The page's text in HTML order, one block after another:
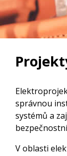
správnou
systémů a
V oblasti